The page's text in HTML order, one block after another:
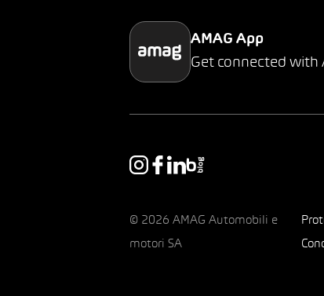
AMAG App
Get connected with
© 2026 AMAG Automobili e
motori SA